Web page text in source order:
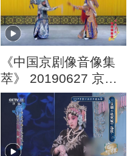
《中国京剧像音像集
萃》 20190627 京剧
《战宛城》 1/2